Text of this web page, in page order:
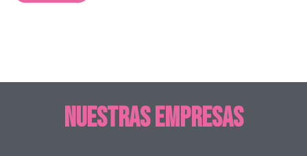
Nuestras empresas